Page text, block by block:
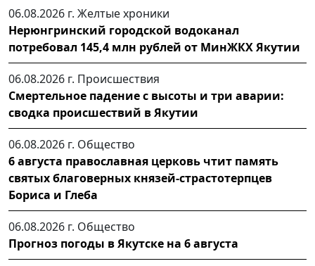
06.08.2026 г. Желтые хроники
Нерюнгринский городской водоканал
потребовал 145,4 млн рублей от МинЖКХ Якутии
06.08.2026 г. Происшествия
Смертельное падение с высоты и три аварии:
сводка происшествий в Якутии
06.08.2026 г. Общество
6 августа православная церковь чтит память
святых благоверных князей-страстотерпцев
Бориса и Глеба
06.08.2026 г. Общество
Прогноз погоды в Якутске на 6 августа